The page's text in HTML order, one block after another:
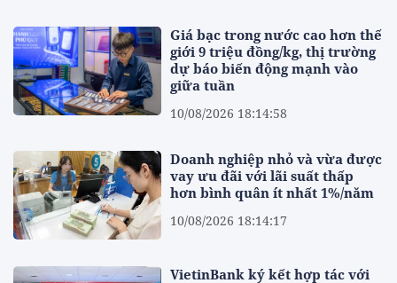
Giá bạc trong nước cao hơn thế
giới 9 triệu đồng/kg, thị trường
dự báo biến động mạnh vào
giữa tuần
10/08/2026 18:14:58
Doanh nghiệp nhỏ và vừa được
vay ưu đãi với lãi suất thấp
hơn bình quân ít nhất 1%/năm
10/08/2026 18:14:17
VietinBank ký kết hợp tác với